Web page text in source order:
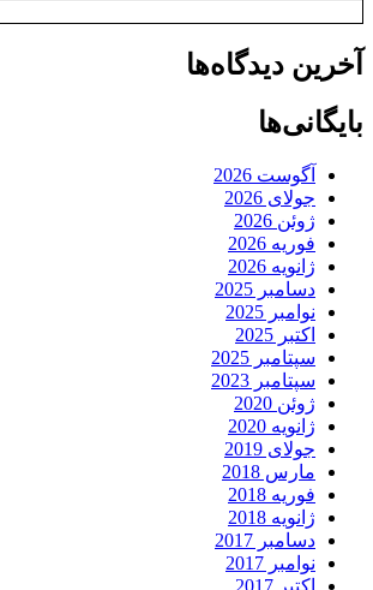
آخرین دیدگاه‌ها
بایگانی‌ها
آگوست 2026
جولای 2026
ژوئن 2026
فوریه 2026
ژانویه 2026
دسامبر 2025
نوامبر 2025
اکتبر 2025
سپتامبر 2025
سپتامبر 2023
ژوئن 2020
ژانویه 2020
جولای 2019
مارس 2018
فوریه 2018
ژانویه 2018
دسامبر 2017
نوامبر 2017
اکتبر 2017